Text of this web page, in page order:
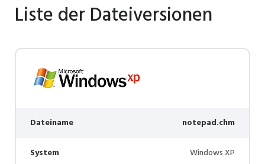
Liste der Dateiversionen
Dateiname notepad.chm
System Windows XP